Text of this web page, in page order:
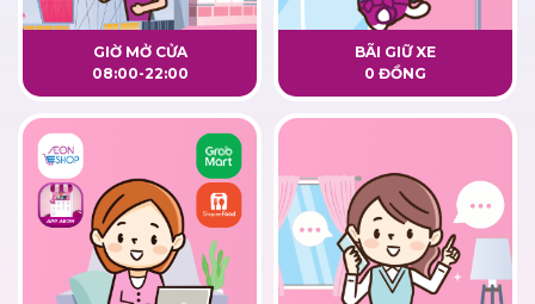
GIỜ MỞ CỬA
08:00-22:00
BÃI GIỮ XE
0 ĐỒNG